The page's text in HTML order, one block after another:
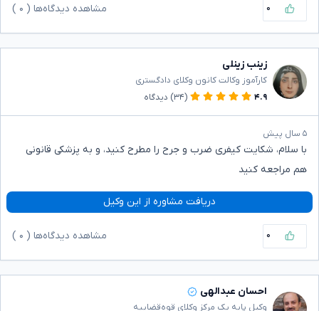
۰ مشاهده دیدگاه‌ها ( ۰
زینب زینلی
کارآموز وکالت کانون وکلای دادگستری
۴.۹
(۳۴) دیدگاه
۵ سال پیش
با سلام، شکایت کیفری ضرب و جرح را مطرح کنید، و به پزشکی قانونی
هم مراجعه کنید
دریافت مشاوره از این وکیل
۰ مشاهده دیدگاه‌ها ( ۰
احسان عبدالهی
وکیل پایه یک مرکز وکلای قوه‌قضاییه